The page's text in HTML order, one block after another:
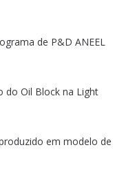
de P&D ANEEL
do Oil Block na Light
em modelo de